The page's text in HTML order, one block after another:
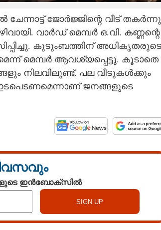
ചേന്നാട്ട് ജോർജ്ജിന്റെ വീട് തകർന്നു
വാർഡ് മെമ്പർ ഒ.വി. കണ്ണന്റെ
കുടുംബത്തിന് അധികൃതരുടെ
മെമ്പർ ആവശ്യപ്പെട്ടു. കൂടാതെ
നിലവിലുണ്ട്. പല വീടുകൾക്കും
ജനങ്ങളുടെ
ഇൻബോക്സിൽ